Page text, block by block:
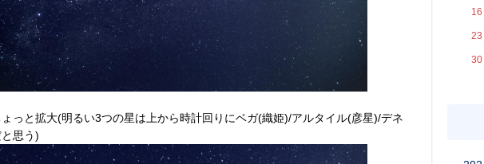
ょっと拡大(明るい3つの星は上から時計回りにベガ(織姫)/アルタイル(彦星)/デネ
思う)
16
23
30